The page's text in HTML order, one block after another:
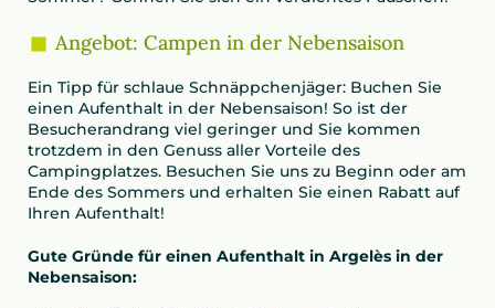
Angebot: Campen in der Nebensaison
Ein Tipp für schlaue Schnäppchenjäger: Buchen Sie
einen Aufenthalt in der Nebensaison! So ist der
Besucherandrang viel geringer und Sie kommen
trotzdem in den Genuss aller Vorteile des
Campingplatzes. Besuchen Sie uns zu Beginn oder am
Ende des Sommers und erhalten Sie einen Rabatt auf
Ihren Aufenthalt!
Gute Gründe für einen Aufenthalt in Argelès in der
Nebensaison: